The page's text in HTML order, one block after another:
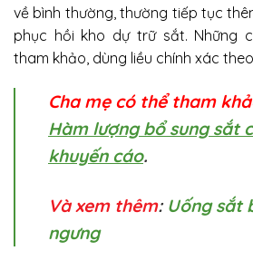
về bình thường, thường tiếp tục
phục hồi kho dự trữ sắt. Những
tham khảo, dùng liều chính xác
Cha mẹ có thể tham
Hàm lượng bổ sung sắt
khuyến cáo.
Và xem thêm: Uống sắt
ngưng